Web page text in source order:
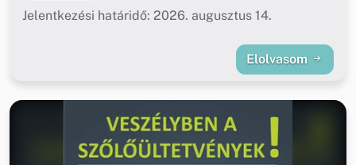
Jelentkezési határidő: 2026. augusztus 14.
Elolvasom